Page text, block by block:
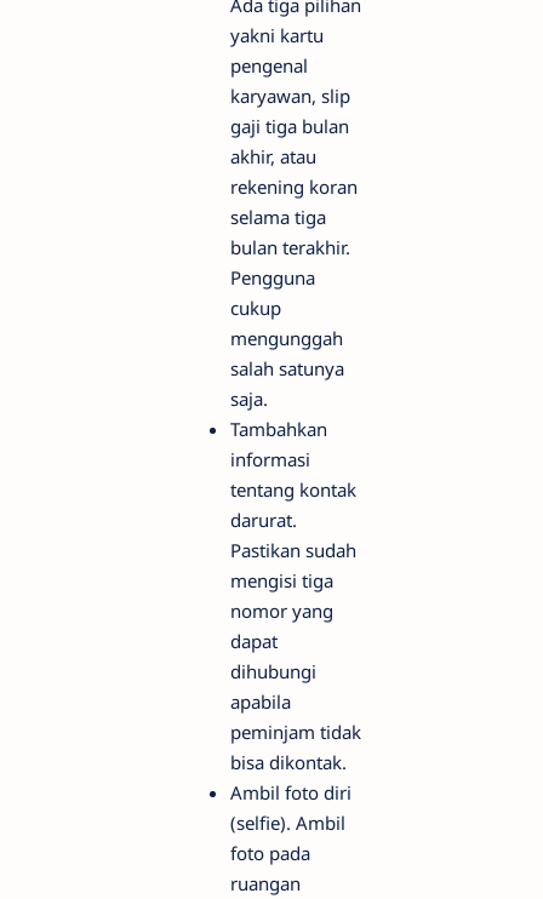
yakni kartu
pengenal
karyawan, slip
gaji tiga bulan
akhir, atau
rekening koran
selama tiga
bulan terakhir.
Pengguna
cukup
mengunggah
salah satunya
saja.
Tambahkan
informasi
tentang kontak
darurat.
Pastikan sudah
mengisi tiga
nomor yang
dapat
dihubungi
apabila
peminjam tidak
bisa dikontak.
Ambil foto diri
(selfie). Ambil
foto pada
ruangan